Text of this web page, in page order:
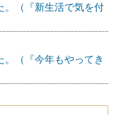
。（『新生活で気を付
。（『今年もやってき